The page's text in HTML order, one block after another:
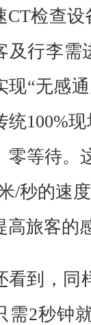
CT检查
及行李需
现“无感
统100%
零等待。
/秒的速
高旅客的
看到，同
需2秒钟